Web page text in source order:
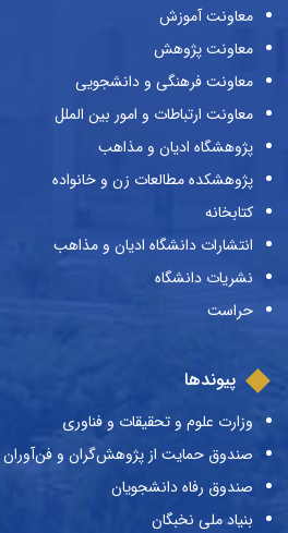
معاونت آموزش
معاونت پژوهش
معاونت فرهنگی و دانشجویی
معاونت ارتباطات و امور بین الملل
پژوهشگاه ادیان و مذاهب
پژوهشکده مطالعات زن و خانواده
کتابخانه
انتشارات دانشگاه ادیان و مذاهب
نشریات دانشگاه
حراست
پیوندها
وزارت علوم و تحقیقات و فناوری
صندوق حمایت از پژوهش‌گران و فن‌آوران
صندوق رفاه دانشجویان
بنیاد ملی نخبگان